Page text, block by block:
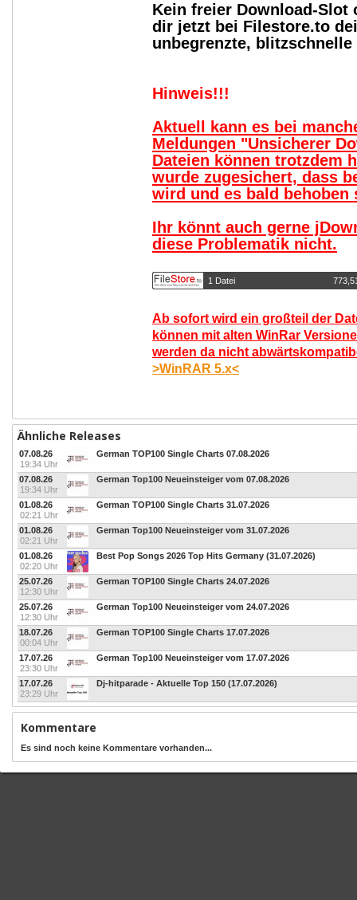
Kein freier Download-Slot
dir jetzt bei Filestore.to
unbegrenzte,
Hinweis!!!
Aktuell kann es bei
Meldungen "Unsicherer
Dateien können trotzdem
wurde zugesichert, dass
wird und es bald behoben
Ihr könnt auch gerne
diese Problematik nicht.
1 Datei
Ab sofort wird ein großteil der
können mit alten WinRar
werden da nicht
>WinRAR 5.x<
Ähnliche Releases
07.08.26
19:34 Uhr
German TOP100 Single Charts 07.08.2026
07.08.26
19:34 Uhr
German Top100 Neueinsteiger vom 07.08.2026
01.08.26
02:21 Uhr
German TOP100 Single Charts 31.07.2026
01.08.26
02:21 Uhr
German Top100 Neueinsteiger vom 31.07.2026
01.08.26
02:20 Uhr
Best Pop Songs 2026 Top Hits Germany (31.07.2026)
25.07.26
12:30 Uhr
German TOP100 Single Charts 24.07.2026
25.07.26
12:30 Uhr
German Top100 Neueinsteiger vom 24.07.2026
18.07.26
00:04 Uhr
German TOP100 Single Charts 17.07.2026
17.07.26
23:30 Uhr
German Top100 Neueinsteiger vom 17.07.2026
17.07.26
23:29 Uhr
Dj-hitparade - Aktuelle Top 150 (17.07.2026)
Kommentare
Es sind noch keine Kommentare vorhanden...